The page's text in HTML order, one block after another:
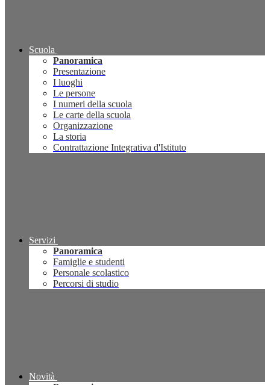
Scuola
Panoramica
Presentazione
I luoghi
Le persone
I numeri della scuola
Le carte della scuola
Organizzazione
La storia
Contrattazione Integrativa d'Istituto
Servizi
Panoramica
Famiglie e studenti
Personale scolastico
Percorsi di studio
Novità